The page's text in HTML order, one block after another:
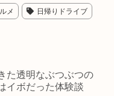
メ 日帰りドライブ
た透明なぶつぶつの
イボだった体験談